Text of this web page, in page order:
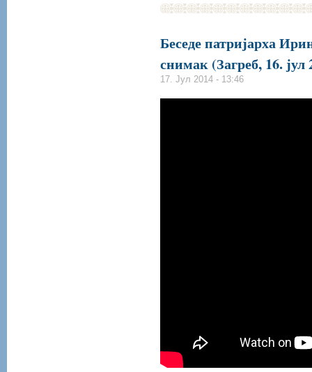
Беседе патријарха
снимак (Загреб, 16. јул
17. Јул 2014 - 13:46